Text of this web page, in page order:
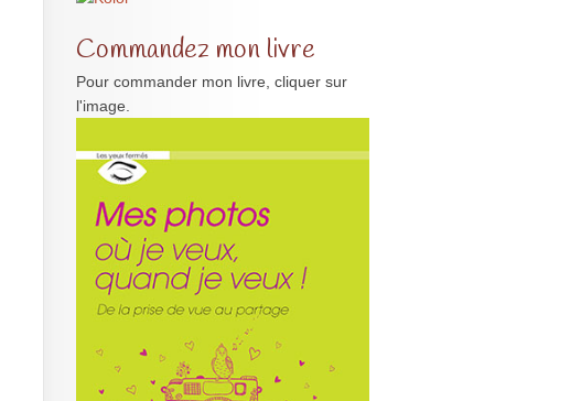
Commandez mon livre
Pour commander mon livre, cliquer sur
l'image.